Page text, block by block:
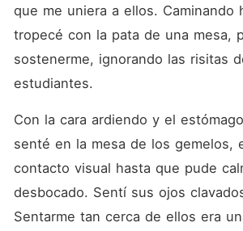
que me uniera a ellos. Caminando
tropecé con la pata de una mesa,
sostenerme, ignorando las risitas
estudiantes.
Con la cara ardiendo y el
senté en la mesa de los gemelos,
contacto visual hasta que pude
desbocado. Sentí sus ojos
Sentarme tan cerca de ellos era